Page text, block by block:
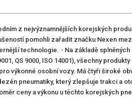
z nejvýznamnějších korejských
pomohli zařadit značku Nexen
technologie. - Na základě
QS 9000, ISO 14001), všechny
výkonné osobní vozy. Má čtyři široké
pneumatiky, který zlepšuje trakci a
ceny a výkonu u těchto korejských